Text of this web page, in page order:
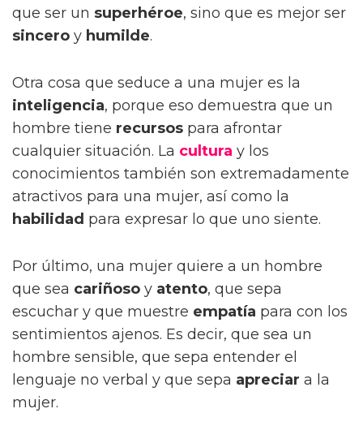
que ser un superhéroe, sino que es mejor ser
sincero y humilde.
Otra cosa que seduce a una mujer es la
inteligencia, porque eso demuestra que un
hombre tiene recursos para afrontar
cualquier situación. La cultura y los
conocimientos también son extremadamente
atractivos para una mujer, así como la
habilidad para expresar lo que uno siente.
Por último, una mujer quiere a un hombre
que sea cariñoso y atento, que sepa
escuchar y que muestre empatía para con los
sentimientos ajenos. Es decir, que sea un
hombre sensible, que sepa entender el
lenguaje no verbal y que sepa apreciar a la
mujer.